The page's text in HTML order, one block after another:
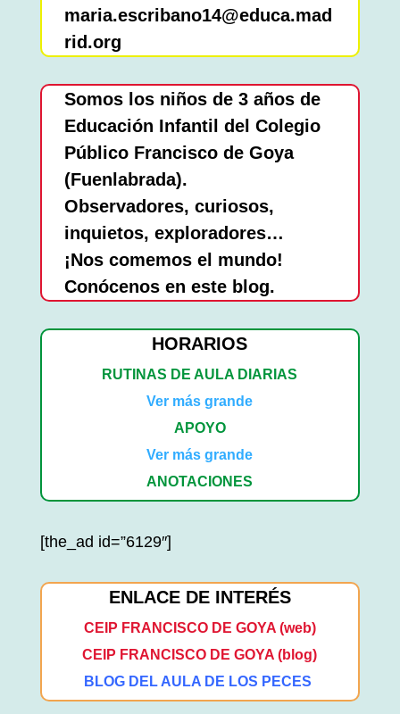
maria.escribano14@educa.mad
rid.org
Somos los niños de 3 años de
Educación Infantil del Colegio
Público Francisco de Goya
(Fuenlabrada).
Observadores, curiosos,
inquietos, exploradores…
¡Nos comemos el mundo!
Conócenos en este blog.
HORARIOS
RUTINAS DE AULA DIARIAS
Ver más grande
APOYO
Ver más grande
ANOTACIONES
[the_ad id=”6129″]
ENLACE DE INTERÉS
CEIP FRANCISCO DE GOYA (web)
CEIP FRANCISCO DE GOYA (blog)
BLOG DEL AULA DE LOS PECES